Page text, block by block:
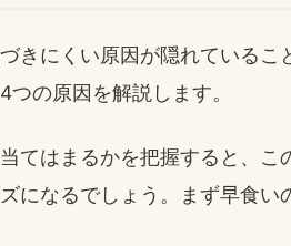
きにくい原因が隠れているこ
の原因を解説します。
てはまるかを把握すると、こ
になるでしょう。まず早食い